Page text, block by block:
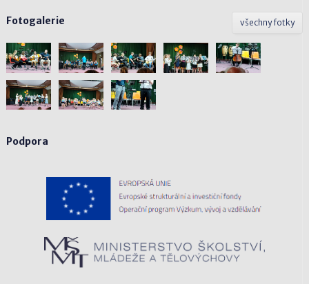
všechny fotky
Fotogalerie
Podpora